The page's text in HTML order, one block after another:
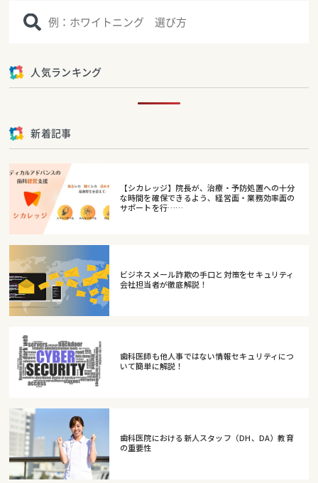
人気ランキング
新着記事
【シカレッジ】院長が、治療・予防処置への十分
な時間を確保できるよう、経営面・業務効率面の
サポートを行……
ビジネスメール詐欺の手口と対策をセキュリティ
会社担当者が徹底解説！
歯科医師も他人事ではない情報セキュリティにつ
いて簡単に解説！
歯科医院における新人スタッフ（DH、DA）教育
の重要性